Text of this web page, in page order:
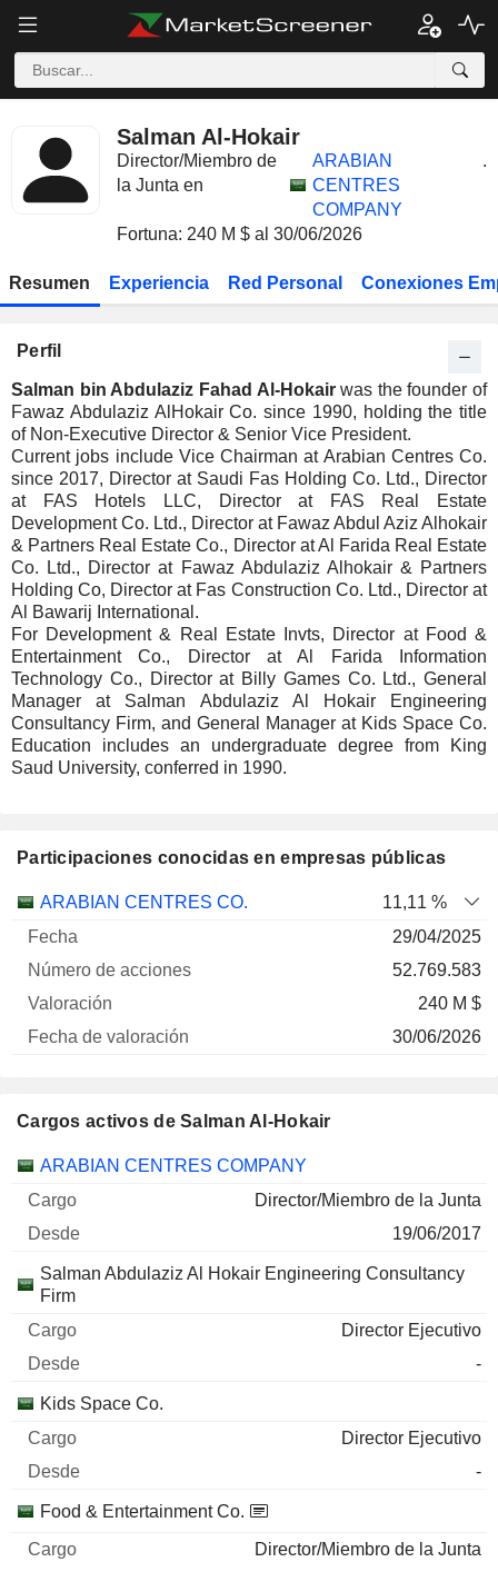
Salman Al-Hokair
Director/Miembro de
la Junta en
ARABIAN
CENTRES
COMPANY
.
Fortuna: 240 M $ al 30/06/2026
Resumen Experiencia Red Personal Conexiones
Perfil
Salman bin Abdulaziz Fahad Al-Hokairwas the founder of
Fawaz Abdulaziz AlHokair Co. since 1990, holding the title
of Non-Executive Director & Senior Vice President.
Current jobs include Vice Chairman at Arabian Centres Co.
since 2017, Director at Saudi Fas Holding Co. Ltd., Director
at FAS Hotels LLC, Director at FAS Real Estate
Development Co. Ltd., Director at Fawaz Abdul Aziz Alhokair
& Partners Real Estate Co., Director at Al Farida Real Estate
Co. Ltd., Director at Fawaz Abdulaziz Alhokair & Partners
Holding Co, Director at Fas Construction Co. Ltd., Director at
Al Bawarij International.
For Development & Real Estate Invts, Director at Food &
Entertainment Co., Director at Al Farida Information
Technology Co., Director at Billy Games Co. Ltd., General
Manager at Salman Abdulaziz Al Hokair Engineering
Consultancy Firm, and General Manager at Kids Space Co.
Education includes an undergraduate degree from King
Saud University, conferred in 1990.
Participaciones conocidas en empresas públicas
Empresa
Número
valoración
ARABIAN CENTRES CO.
11,11 %
29/04/2025
52.769.583
240 M $
30/06/2026
Cargos activos de Salman Al-Hokair
Empresas Cargo Inicio
ARABIAN CENTRES COMPANY
Director/Miembro de la Junta
19/06/2017
Salman Abdulaziz Al Hokair Engineering Consultancy
Firm
Director Ejecutivo
-
Kids Space Co.
Director Ejecutivo
-
Food & Entertainment Co.
Director/Miembro de la Junta